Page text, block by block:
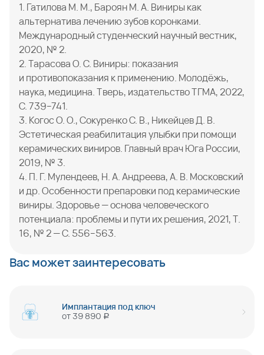
1. Гатилова М. М., Бароян М. А. Виниры как
альтернатива лечению зубов коронками.
Международный студенческий научный вестник,
2020, № 2.
2. Тарасова О. С. Виниры: показания
и противопоказания к применению. Молодёжь,
наука, медицина. Тверь, издательство ТГМА, 2022,
С. 739–741.
3. Когос О. О., Сокуренко С. В., Никейцев Д. В.
Эстетическая реабилитация улыбки при помощи
керамических виниров. Главный врач Юга России,
2019, № 3.
4. П. Г. Мулендеев, Н. А. Андреева, А. В. Московский
и др. Особенности препаровки под керамические
виниры. Здоровье — основа человеческого
потенциала: проблемы и пути их решения, 2021, Т.
16, № 2 — С. 556–563.
Вас может заинтересовать
Имплантация под ключ
от39 890 руб